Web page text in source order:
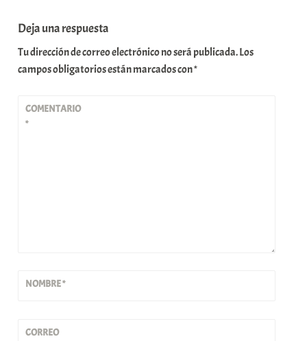
Deja una respuesta
Tu dirección de correo electrónico no será publicada.Los
campos obligatorios están marcados con*
COMENTARIO
*
NOMBRE*
CORREO